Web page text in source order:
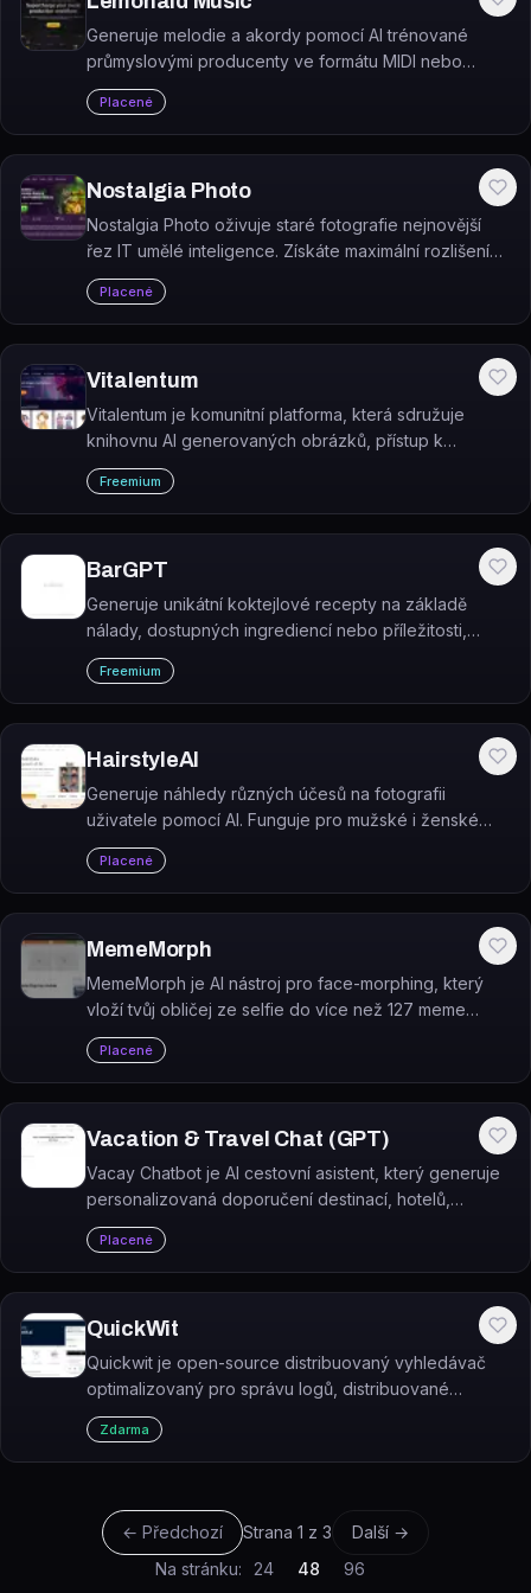
Generuje melodie a akordy pomocí AI trénované
průmyslovými producenty ve formátu MIDI nebo
audio.
Placené
Nostalgia Photo
Nostalgia Photo oživuje staré fotografie nejnovější
řez IT umělé inteligence. Získáte maximální rozlišení
jen pár kliknutími a pár centy.
Placené
Vitalentum
Vitalentum je komunitní platforma, která sdružuje
knihovnu AI generovaných obrázků, přístup k
ChatGPT a sbírku promptů pro MidJourney na jednom
místě.
Freemium
BarGPT
Generuje unikátní koktejlové recepty na základě
nálady, dostupných ingrediencí nebo příležitosti,
včetně AI obrázku každého nápoje.
Freemium
HairstyleAI
Generuje náhledy různých účesů na fotografii
uživatele pomocí AI. Funguje pro mužské i ženské
střihy.
Placené
MemeMorph
MemeMorph je AI nástroj pro face-morphing, který
vloží tvůj obličej ze selfie do více než 127 meme
šablon a vygeneruje personalizované memy.
Placené
Vacation & Travel Chat (GPT)
Vacay Chatbot je AI cestovní asistent, který generuje
personalizovaná doporučení destinací, hotelů,
restaurací a aktivit na základě vašich preferencí a
rozpočtu.
Placené
QuickWit
Quickwit je open-source distribuovaný vyhledávač
optimalizovaný pro správu logů, distribuované
trasování a bezpečnostní data na petabajtovém
měřítku.
Zdarma
← Předchozí Strana 1 z 3
Další →
Na stránku:
24 48 96